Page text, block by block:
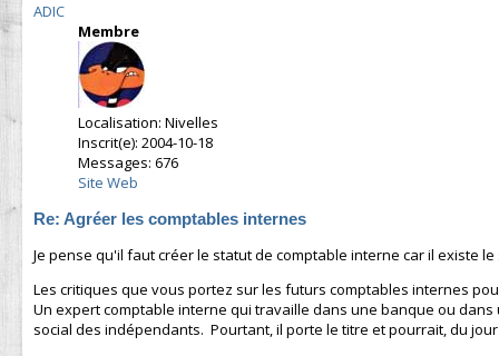
ADIC
Membre
Localisation: Nivelles
Inscrit(e): 2004-10-18
Messages: 676
Site Web
Re: Agréer les comptables internes
Je pense qu'il faut créer le statut de comptable interne car il existe
Les critiques que vous portez sur les futurs comptables internes
Un expert comptable interne qui travaille dans une banque ou
social des indépendants. Pourtant, il porte le titre et pourrait, du